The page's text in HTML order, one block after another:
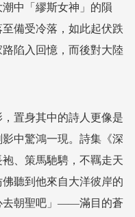
中「繆斯女神」的隕
備受冷落，如此起伏跌
陷入回憶，而後對大陸
置身其中的詩人更像是
中驚鴻一現。詩集《深
、策馬馳騁，不羈走天
聽到他來自大洋彼岸的
朝聖吧」——滿目的蒼